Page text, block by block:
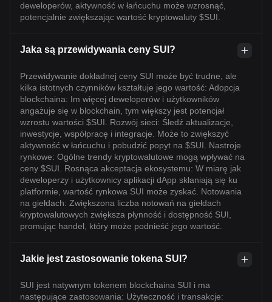
deweloperów, aktywność w łańcuchu może wzrosnąć,
potencjalnie zwiększając wartość kryptowaluty $SUI.
Jaka są przewidywania ceny SUI?
Przewidywanie dokładnej ceny SUI może być trudne, ale
kilka istotnych czynników kształtuje jego wartość: Adopcja
blockchaina: Im więcej deweloperów i użytkowników
angażuje się w blockchain, tym większy jest potencjał
wzrostu wartości $SUI. Rozwój sieci: Śledź aktualizacje,
inwestycje, współpracę i integracje. Może to zwiększyć
aktywność w łańcuchu i pobudzić popyt na $SUI. Nastroje
rynkowe: Ogólne trendy kryptowalutowe mogą wpływać na
ceny $SUI. Rosnąca akceptacja ekosystemu: W miarę jak
deweloperzy i użytkownicy aplikacji dApp skłaniają się ku
platformie, wartość rynkowa SUI może zyskać. Notowania
na giełdach: Zwiększona liczba notowań na giełdach
kryptowalutowych zwiększa płynność i dostępność SUI,
promując handel, który może podnieść jego wartość.
Jakie jest zastosowanie tokena SUI?
SUI jest natywnym tokenem blockchaina SUI i ma
następujące zastosowania: Użyteczność i transakcje: